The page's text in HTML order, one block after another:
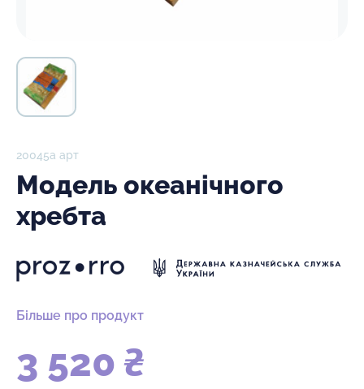
20045а арт
Модель океанічного
хребта
Більше про продукт
3 520 ₴